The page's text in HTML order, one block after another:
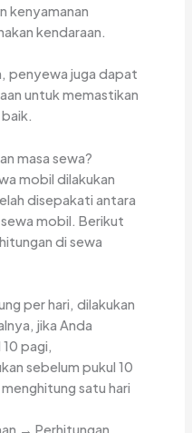
kenyamanan
kendaraan.
penyewa juga dapat
untuk memastikan
masa sewa?
mobil dilakukan
disepakati antara
mobil. Berikut
di sewa
per hari, dilakukan
jika Anda
pagi,
sebelum pukul 10
satu hari
→ Perhitungan